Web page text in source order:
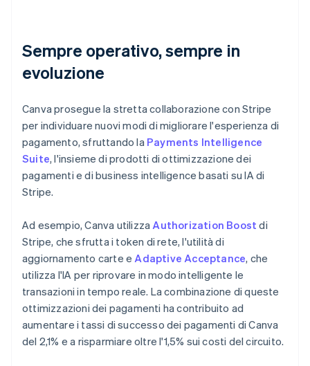
Sempre operativo, sempre in
evoluzione
Canva prosegue la stretta collaborazione con Stripe
per individuare nuovi modi di migliorare l'esperienza di
pagamento, sfruttando la Payments Intelligence
Suite, l'insieme di prodotti di ottimizzazione dei
pagamenti e di business intelligence basati su IA di
Stripe.
Ad esempio, Canva utilizza Authorization Boost di
Stripe, che sfrutta i token di rete, l'utilità di
aggiornamento carte e Adaptive Acceptance, che
utilizza l'IA per riprovare in modo intelligente le
transazioni in tempo reale. La combinazione di queste
ottimizzazioni dei pagamenti ha contribuito ad
aumentare i tassi di successo dei pagamenti di Canva
del 2,1% e a risparmiare oltre l'1,5% sui costi del circuito.